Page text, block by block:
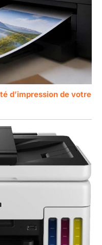
d’impression de votre